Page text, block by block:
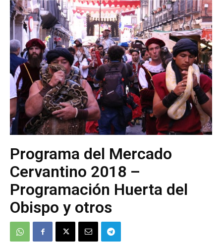
Programa del Mercado
Cervantino 2018 –
Programación Huerta del
Obispo y otros